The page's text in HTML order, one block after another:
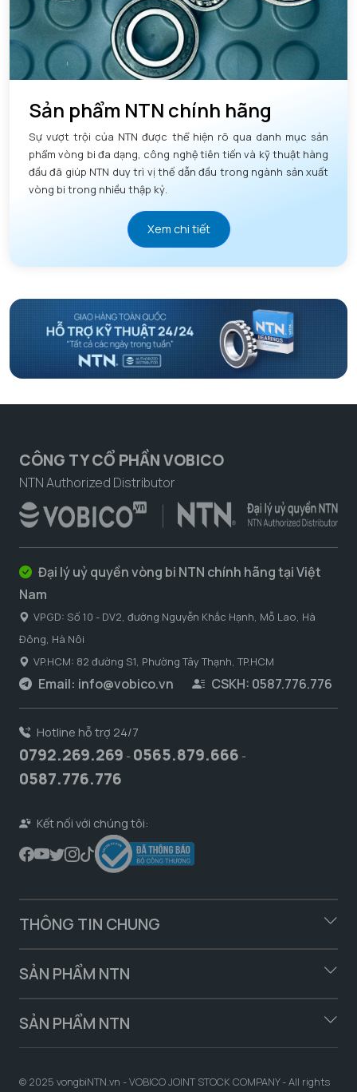
Sản phẩm NTN chính hãng
Sự vượt trội của NTN được thể hiện rõ qua danh mục sản
phẩm vòng bi đa dạng, công nghệ tiên tiến và kỹ thuật hàng
đầu đã giúp NTN duy trì vị thế dẫn đầu trong ngành sản xuất
vòng bi trong nhiều thập kỷ.
Xem chi tiết
CÔNG TY CỔ PHẦN VOBICO
NTN Authorized Distributor
Đại lý uỷ quyền vòng bi NTN chính hãng tại Việt
Nam
VPGD: Số 10 - DV2, đường Nguyễn Khắc Hạnh, Mỗ Lao, Hà
Đông, Hà Nôi
VP.HCM: 82 đường S1, Phường Tây Thạnh, TP.HCM
Email: info@vobico.vn CSKH: 0587.776.776
Hotline hỗ trợ 24/7
0792.269.269 - 0565.879.666 -
0587.776.776
Kết nối với chúng tôi:
THÔNG TIN CHUNG
SẢN PHẨM NTN
SẢN PHẨM NTN
© 2025 vongbiNTN.vn - VOBICO JOINT STOCK COMPANY - All rights